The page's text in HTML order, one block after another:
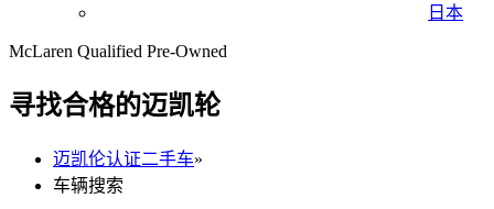
日本
McLaren Qualified Pre-Owned
寻找合格的迈凯轮
迈凯伦认证二手车»
车辆搜索